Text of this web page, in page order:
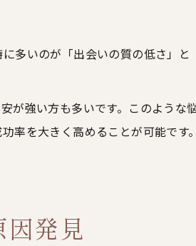
多いのが「出会いの質の低さ」
が強い方も多いです。このよう
率を大きく高めることが可能です。
発見